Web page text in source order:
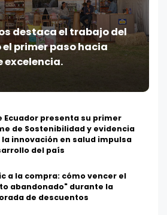
destaca el trabajo del
primer paso hacia
excelencia.
Ecuador presenta su primer
de Sostenibilidad y evidencia
la innovación en salud impulsa
del país
a la compra: cómo vencer el
abandonado" durante la
de descuentos